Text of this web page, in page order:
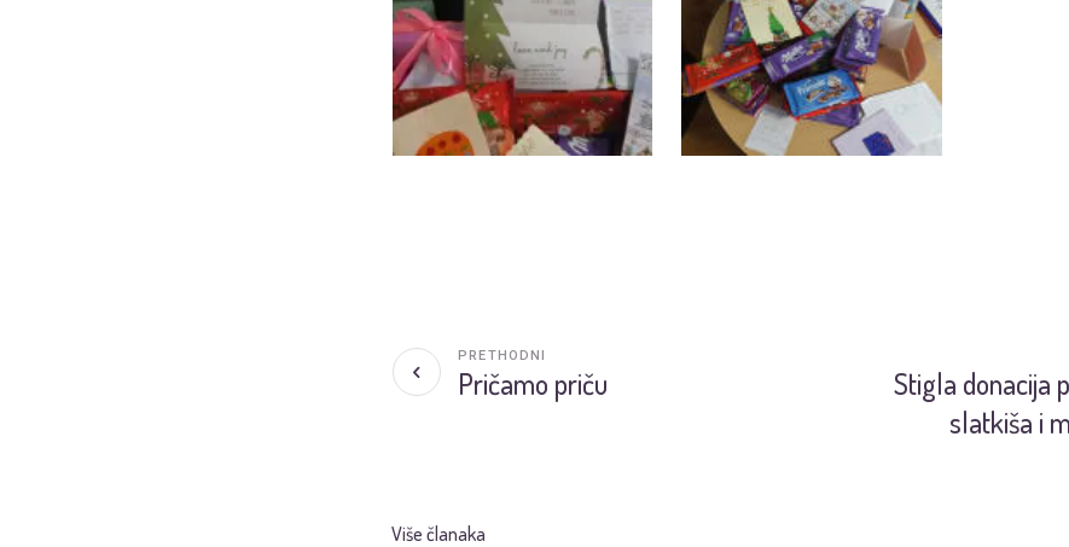
Pričamo priču
PRETHODNI
Stigla donacija
slatkiša i
Više članaka